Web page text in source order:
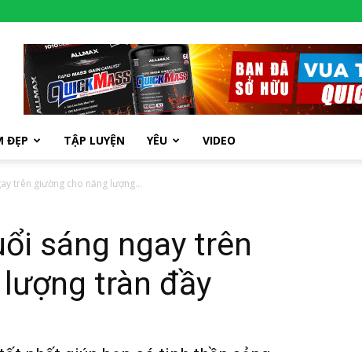
ĐẸP TẬP LUYỆN YÊU VIDEO
trên giường cho năng lượng...
sáng ngay trên
tràn đầy